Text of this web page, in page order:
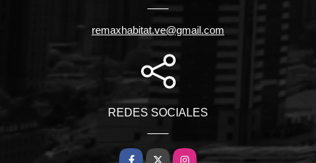
remaxhabitat.ve@gmail.com
REDES SOCIALES
Facebook
X Instagram